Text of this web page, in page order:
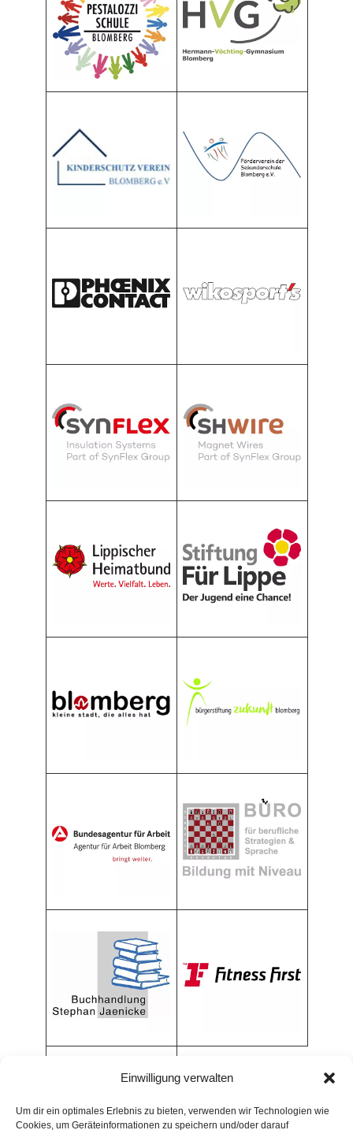
Einwilligung verwalten
Um dir ein optimales Erlebnis zu bieten, verwenden wir Technologien wie
Cookies, um Geräteinformationen zu speichern und/oder darauf